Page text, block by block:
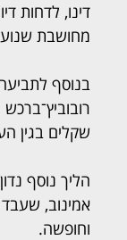
דינו, לדחות
מחושבת
בנוסף
שקלים בגין
הליך נוסף
וחופשה.